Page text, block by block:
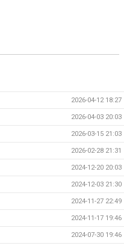
2026-04-12 18:27
2026-04-03 20:03
2026-03-15 21:03
2026-02-28 21:31
2024-12-20 20:03
2024-12-03 21:30
2024-11-27 22:49
2024-11-17 19:46
2024-07-30 19:46